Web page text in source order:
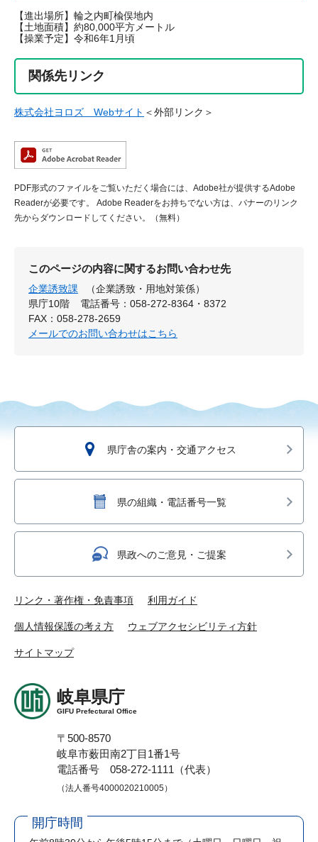
【進出場所】輪之内町楡俣地内
【土地面積】約80,000平方メートル
【操業予定】令和6年1月頃
関係先リンク
株式会社ヨロズ Webサイト ＜外部リンク＞
PDF形式のファイルをご覧いただく場合には、Adobe社が提供するAdobe
Readerが必要です。
Adobe Readerをお持ちでない方は、バナーのリンク
先からダウンロードしてください。（無料）
このページの内容に関するお問い合わせ先
企業誘致課
（企業誘致・用地対策係）
県庁10階
電話番号：058-272-8364・8372
FAX：058-278-2659
メールでのお問い合わせはこちら
県庁舎の案内・交通アクセス
県の組織・電話番号一覧
県政へのご意見・ご提案
リンク・著作権・免責事項 利用ガイド
個人情報保護の考え方 ウェブアクセシビリティ方針
サイトマップ
岐阜県庁
GIFU Prefectural Office
〒500-8570
岐阜市薮田南2丁目1番1号
電話番号 058-272-1111（代表）
（法人番号4000020210005）
開庁時間